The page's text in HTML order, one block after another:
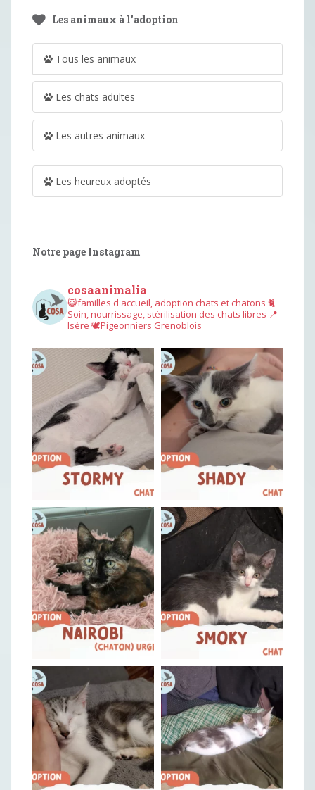
Les animaux à l’adoption
Tous les animaux
Les chats adultes
Les autres animaux
Les heureux adoptés
Notre page Instagram
cosaanimalia
😺familles d'accueil, adoption chats et chatons 🐈
Soin, nourrissage, stérilisation des chats libres 📍
Isère 🕊︎Pigeonniers Grenoblois